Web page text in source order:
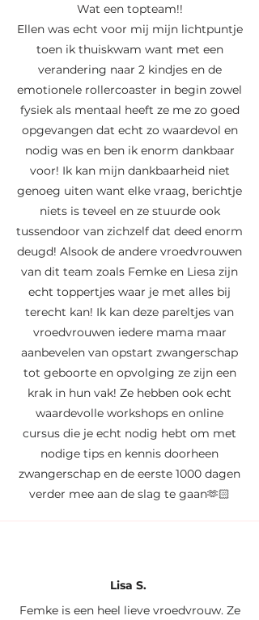
Wat een topteam!!
Ellen was echt voor mij mijn lichtpuntje
toen ik thuiskwam want met een
verandering naar 2 kindjes en de
emotionele rollercoaster in begin zowel
fysiek als mentaal heeft ze me zo goed
opgevangen dat echt zo waardevol en
nodig was en ben ik enorm dankbaar
voor! Ik kan mijn dankbaarheid niet
genoeg uiten want elke vraag, berichtje
niets is teveel en ze stuurde ook
tussendoor van zichzelf dat deed enorm
deugd! Alsook de andere vroedvrouwen
van dit team zoals Femke en Liesa zijn
echt toppertjes waar je met alles bij
terecht kan! Ik kan deze pareltjes van
vroedvrouwen iedere mama maar
aanbevelen van opstart zwangerschap
tot geboorte en opvolging ze zijn een
krak in hun vak! Ze hebben ook echt
waardevolle workshops en online
cursus die je echt nodig hebt om met
nodige tips en kennis doorheen
zwangerschap en de eerste 1000 dagen
verder mee aan de slag te gaan🫶🏻
Lisa S.
Femke is een heel lieve vroedvrouw. Ze